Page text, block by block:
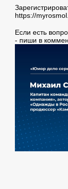
https://
Если есть
- пиши в